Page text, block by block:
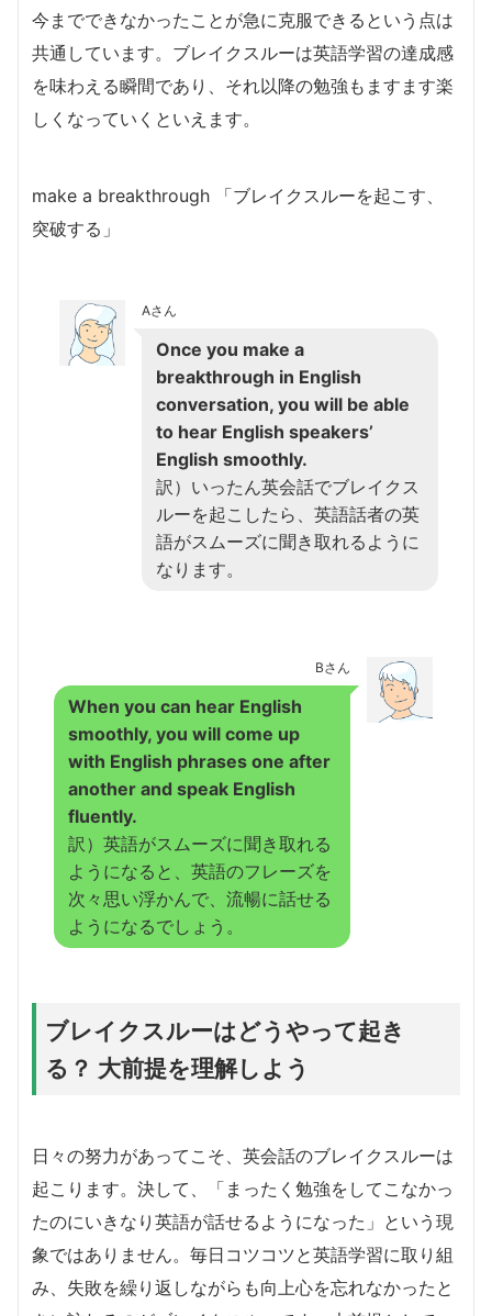
今までできなかったことが急に克服できるという点は
共通しています。ブレイクスルーは英語学習の達成感
を味わえる瞬間であり、それ以降の勉強もますます楽
しくなっていくといえます。
make a breakthrough 「ブレイクスルーを起こす、
突破する」
Aさん
Once you make a
breakthrough in English
conversation, you will be able
to hear English speakers’
English smoothly.
訳）いったん英会話でブレイクス
ルーを起こしたら、英語話者の英
語がスムーズに聞き取れるように
なります。
Bさん
When you can hear English
smoothly, you will come up
with English phrases one after
another and speak English
fluently.
訳）英語がスムーズに聞き取れる
ようになると、英語のフレーズを
次々思い浮かんで、流暢に話せる
ようになるでしょう。
ブレイクスルーはどうやって起き
る？ 大前提を理解しよう
日々の努力があってこそ、英会話のブレイクスルーは
起こります。決して、「まったく勉強をしてこなかっ
たのにいきなり英語が話せるようになった」という現
象ではありません。毎日コツコツと英語学習に取り組
み、失敗を繰り返しながらも向上心を忘れなかったと